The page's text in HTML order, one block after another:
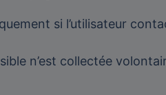
si l’utilisateur
n’est collectée